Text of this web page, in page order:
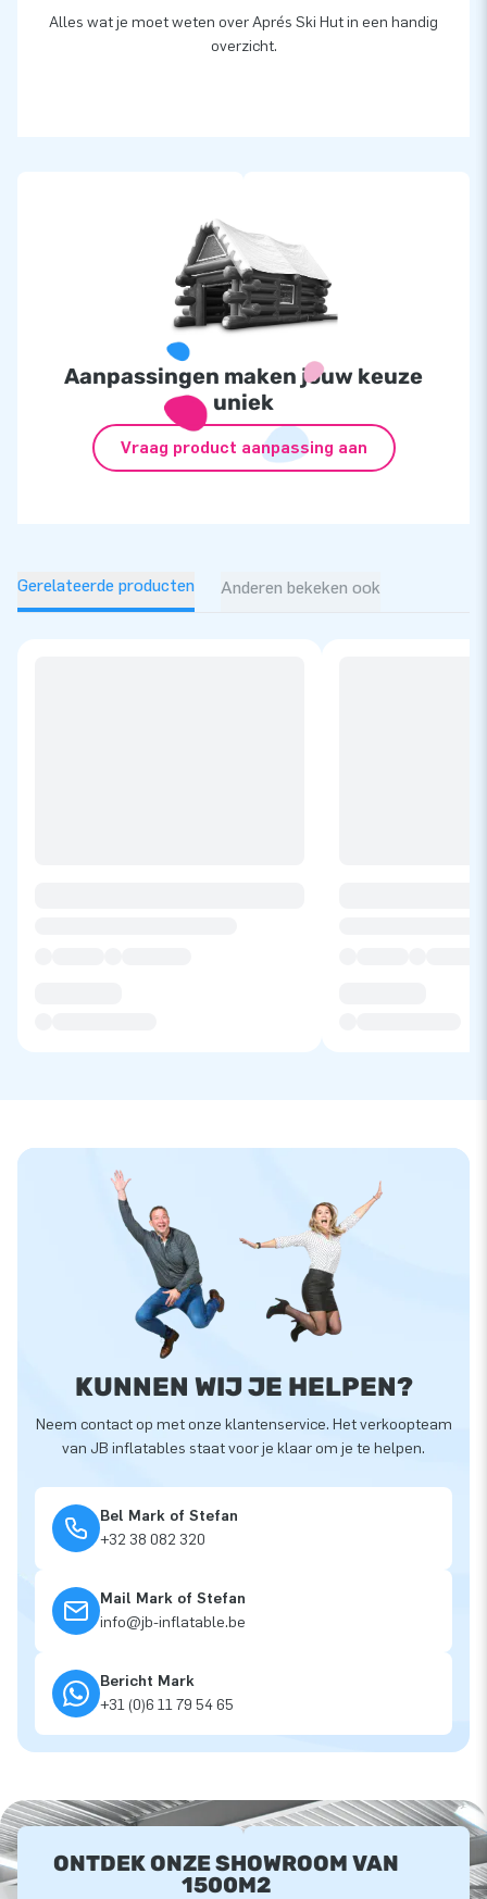
Alles wat je moet weten over Aprés Ski Hut in een handig
overzicht.
Aanpassingen maken jouw keuze
uniek
Vraag product aanpassing aan
Gerelateerde producten Anderen bekeken ook
KUNNEN WIJ JE HELPEN?
Neem contact op met onze klantenservice. Het verkoopteam
van JB inflatables staat voor je klaar om je te helpen.
Bel Mark of Stefan
+32 38 082 320
Mail Mark of Stefan
info@jb-inflatable.be
Bericht Mark
+31 (0)6 11 79 54 65
ONTDEK ONZE SHOWROOM VAN
1500M2